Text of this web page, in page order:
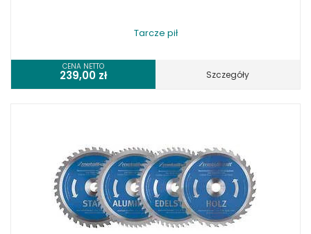
Tarcze pił
CENA NETTO
239,00 zł Szczegóły